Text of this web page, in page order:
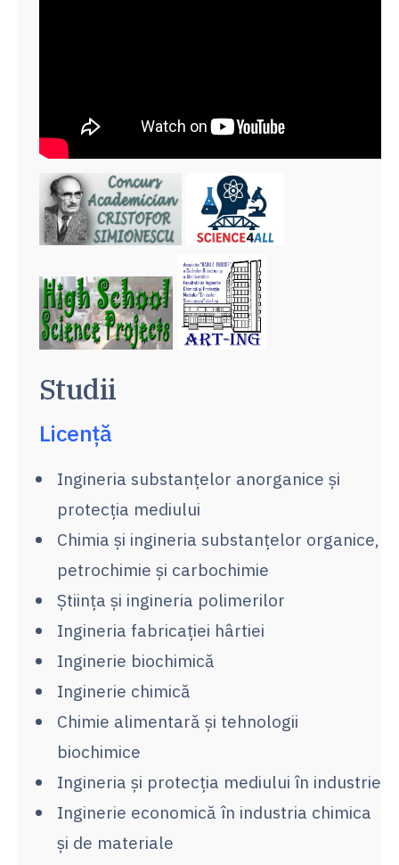
Studii
Licență
Ingineria substanțelor anorganice și
protecția mediului
Chimia și ingineria substanțelor organice,
petrochimie și carbochimie
Știința și ingineria polimerilor
Ingineria fabricației hârtiei
Inginerie biochimică
Inginerie chimică
Chimie alimentară și tehnologii
biochimice
Ingineria şi protecţia mediului în industrie
Inginerie economică în industria chimica
și de materiale